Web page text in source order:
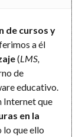
de cursos y
a él
(LMS,
de
educativo.
Internet que
en la
lo que ello